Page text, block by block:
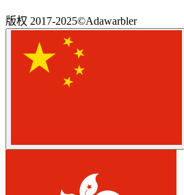
版权 2017-2025©Adawarbler